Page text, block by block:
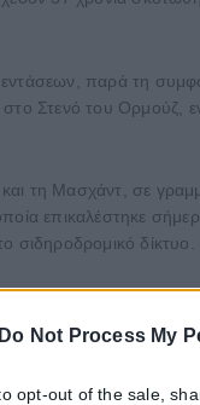
Do Not Process My
opt-out of the sale,
παρά τη
Στενό του Ορμούζ,
τη Μασχάντ, σε
επικαλέστηκε
σιδηροδρομικό δίκτυο.
Μασχάντ στο
παρευρεθούν